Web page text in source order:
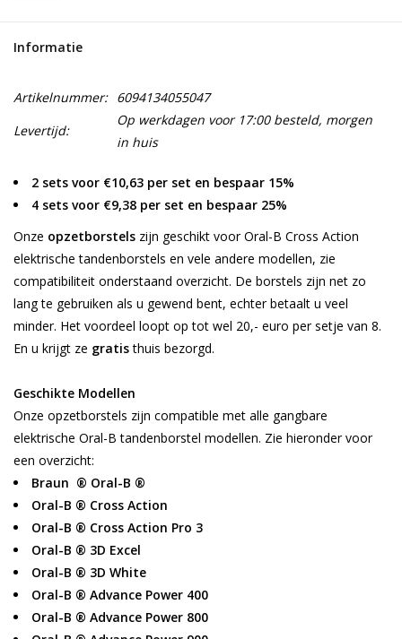
Informatie
Artikelnummer: 6094134055047
Levertijd:
Op werkdagen voor 17:00 besteld, morgen
in huis
2 sets voor €10,63 per set en bespaar 15%
4 sets voor €9,38 per set en bespaar 25%
Onze opzetborstels zijn geschikt voor Oral-B Cross Action
elektrische tandenborstels en vele andere modellen, zie
compatibiliteit onderstaand overzicht. De borstels zijn net zo
lang te gebruiken als u gewend bent, echter betaalt u veel
minder. Het voordeel loopt op tot wel 20,- euro per setje van 8.
En u krijgt ze gratisthuis bezorgd.
Geschikte Modellen
Onze opzetborstels zijn compatible met alle gangbare
elektrische Oral-B tandenborstel modellen. Zie hieronder voor
een overzicht:
Braun ® Oral-B ®
Oral-B ® Cross Action
Oral-B ® Cross Action Pro 3
Oral-B ® 3D Excel
Oral-B ® 3D White
Oral-B ® Advance Power 400
Oral-B ® Advance Power 800